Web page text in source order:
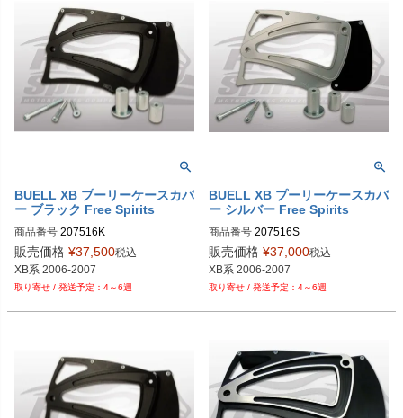
BUELL XB プーリーケースカバ
ー ブラック Free Spirits
商品番号 207516K
販売価格 ¥37,500税込
XB系 2006-2007
4～6週
BUELL XB プーリーケースカバ
ー シルバー Free Spirits
商品番号 207516S
販売価格 ¥37,000税込
XB系 2006-2007
4～6週